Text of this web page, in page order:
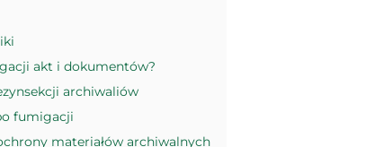
akt i dokumentów?
archiwaliów
fumigacji
materiałów archiwalnych